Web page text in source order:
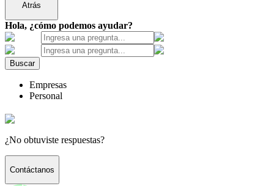
Atrás
Hola, ¿cómo podemos ayudar?
Buscar
Empresas
Personal
¿No obtuviste respuestas?
Contáctanos